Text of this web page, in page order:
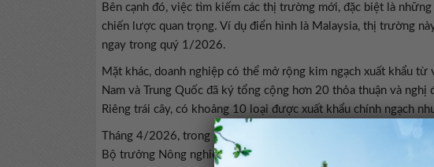
Bên cạnh đó, việc tìm kiếm các thị trường mới, đặc biệt là
chiến lược quan trọng. Ví dụ điển hình là Malaysia, thị trường
ngay trong quý 1/2026.
Mặt khác, doanh nghiệp có thể mở rộng kim ngạch xuất khẩu
Nam và Trung Quốc đã ký tổng cộng hơn 20 thỏa thuận và
Riêng trái cây, có khoảng 10 loại được xuất khẩu chính ngạch
Tháng 4/2026, trong khuôn khổ chuyến thăm cấp Nhà nước
Bộ trưởng Nông nghiệp và Môi trường Trịnh Việt Hùng cùng